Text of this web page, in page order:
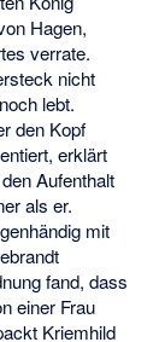
Hagen,
verrate.
nicht
lebt.
den Kopf
erklärt
Aufenthalt
als er.
mit
fand, dass
einer Frau
Kriemhild